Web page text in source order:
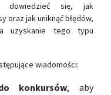
dowiedzieć się, jak
oraz jak uniknąć błędów,
uzyskanie tego typu
wiadomości:
konkursów, aby